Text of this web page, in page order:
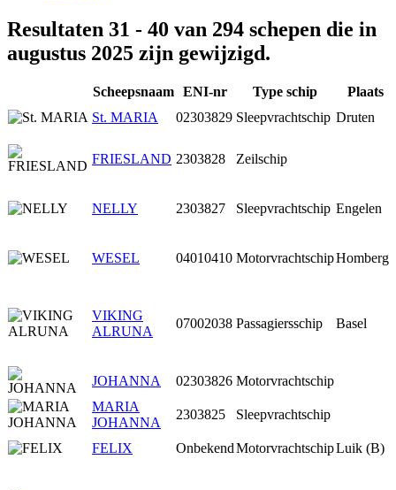
Resultaten 31 - 40 van 294 schepen die in
augustus 2025 zijn gewijzigd.
Scheepsnaam ENI-nr Type schip
Plaats
St. MARIA
02303829 Sleepvrachtschip Druten
FRIESLAND 2303828 Zeilschip
NELLY 2303827 Sleepvrachtschip Engelen
WESEL 04010410 MotorvrachtschipHomberg
VIKING
ALRUNA
07002038 Passagiersschip Basel
JOHANNA 02303826 Motorvrachtschip
MARIA
JOHANNA
2303825 Sleepvrachtschip
FELIX OnbekendMotorvrachtschipLuik (B)